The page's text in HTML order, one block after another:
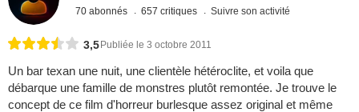
70 abonnés 657 critiques Suivre son activité
3,5Publiée le 3 octobre 2011
Un bar texan une nuit, une clientèle hétéroclite, et voila que
débarque une famille de monstres plutôt remontée. Je trouve le
concept de ce film d'horreur burlesque assez original et même